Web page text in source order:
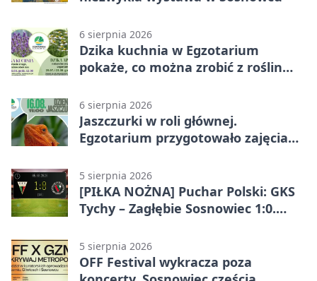
6 sierpnia 2026
Dzika kuchnia w Egzotarium
pokaże, co można zrobić z roślin
6 sierpnia 2026
Jaszczurki w roli głównej.
Egzotarium przygotowało zajęcia
5 sierpnia 2026
[PIŁKA NOŻNA] Puchar Polski: GKS
Tychy – Zagłębie Sosnowiec 1:0.
przed przerwą
5 sierpnia 2026
OFF Festival wykracza poza